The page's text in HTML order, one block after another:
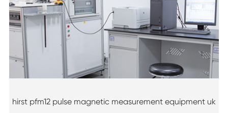
hirst pfm12 pulse magnetic measurement equipment uk